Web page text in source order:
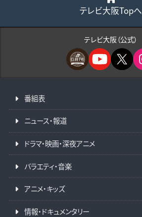
テレビ大阪Topへ
テレビ大阪（公式）
番組表
ニュース・報道
ドラマ・映画・深夜アニメ
バラエティ・音楽
アニメ・キッズ
情報・ドキュメンタリー